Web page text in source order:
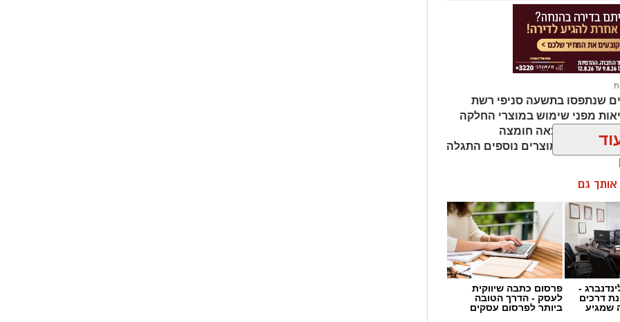
של אחד ממוסדות התרבות
להיכנס לעמוד הדרושים של
מאירוע חדשותי? מצאתם טעות
שנתפסו בתשעה סניפי רשת
מפני שימוש במוצרי החלקה
נמצאה חומצה
שיער, ובמוצרים נוספים התגלה
אותך גם
-
דרכים
שמגיע
פרסום כתבה שיווקית
לעסק - הדרך הטובה
ביותר לפרסום עסקים